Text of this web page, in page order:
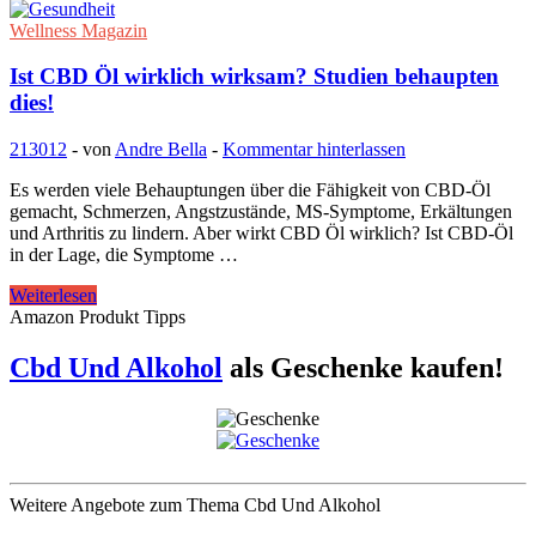
Wellness Magazin
Ist CBD Öl wirklich wirksam? Studien behaupten
dies!
213012 - von Andre Bella - Kommentar hinterlassen
Es werden viele Behauptungen über die Fähigkeit von CBD-Öl
gemacht, Schmerzen, Angstzustände, MS-Symptome, Erkältungen
und Arthritis zu lindern. Aber wirkt CBD Öl wirklich? Ist CBD-Öl
in der Lage, die Symptome …
Ist
CBD
wirklich
wirksam?
Weiterlesen
Amazon Produkt Tipps
Cbd Und Alkohol als Geschenke kaufen!
Weitere Angebote zum Thema Cbd Und Alkohol